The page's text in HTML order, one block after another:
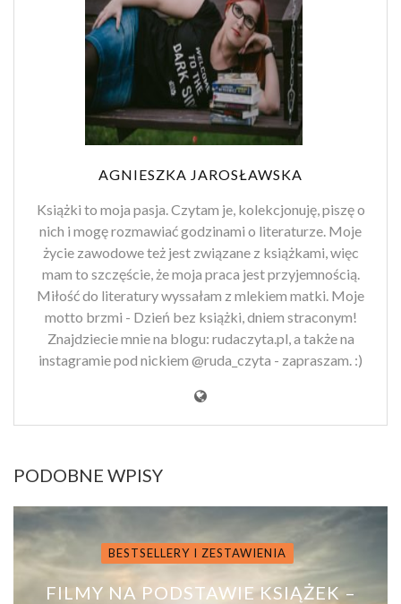
AGNIESZKA JAROSŁAWSKA
Książki to moja pasja. Czytam je, kolekcjonuję, piszę o
nich i mogę rozmawiać godzinami o literaturze. Moje
życie zawodowe też jest związane z książkami, więc
mam to szczęście, że moja praca jest przyjemnością.
Miłość do literatury wyssałam z mlekiem matki. Moje
motto brzmi - Dzień bez książki, dniem straconym!
Znajdziecie mnie na blogu: rudaczyta.pl, a także na
instagramie pod nickiem @ruda_czyta - zapraszam. :)
PODOBNE WPISY
BESTSELLERY I ZESTAWIENIA
FILMY NA PODSTAWIE KSIĄŻEK –